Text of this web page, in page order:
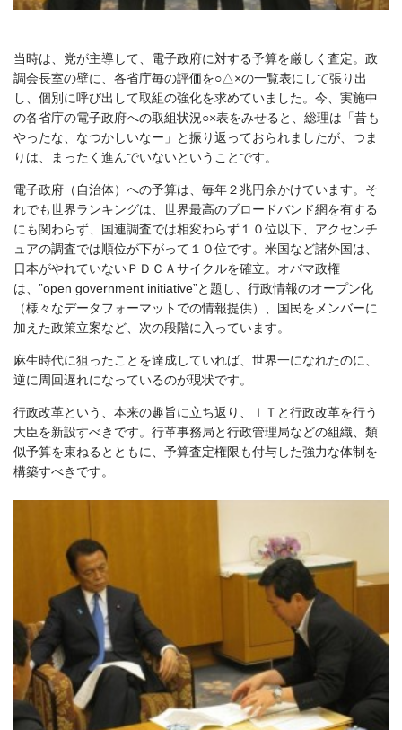
当時は、党が主導して、電子政府に対する予算を厳しく査定。政
調会長室の壁に、各省庁毎の評価を○△×の一覧表にして張り出
し、個別に呼び出して取組の強化を求めていました。今、実施中
の各省庁の電子政府への取組状況○×表をみせると、総理は「昔も
やったな、なつかしいなー」と振り返っておられましたが、つま
りは、まったく進んでいないということです。
電子政府（自治体）への予算は、毎年２兆円余かけています。そ
れでも世界ランキングは、世界最高のブロードバンド網を有する
にも関わらず、国連調査では相変わらず１０位以下、アクセンチ
ュアの調査では順位が下がって１０位です。米国など諸外国は、
日本がやれていないＰＤＣＡサイクルを確立。オバマ政権
は、”open government initiative”と題し、行政情報のオープン化
（様々なデータフォーマットでの情報提供）、国民をメンバーに
加えた政策立案など、次の段階に入っています。
麻生時代に狙ったことを達成していれば、世界一になれたのに、
逆に周回遅れになっているのが現状です。
行政改革という、本来の趣旨に立ち返り、ＩＴと行政改革を行う
大臣を新設すべきです。行革事務局と行政管理局などの組織、類
似予算を束ねるとともに、予算査定権限も付与した強力な体制を
構築すべきです。